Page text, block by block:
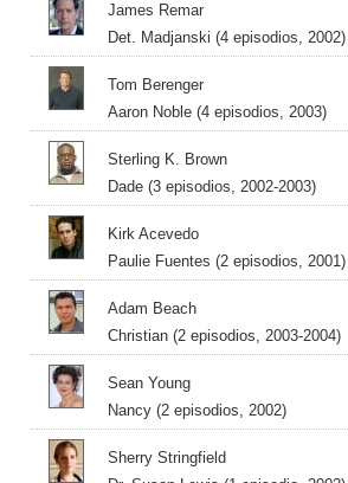
James Remar
Det. Madjanski (4 episodios, 2002)
Tom Berenger
Aaron Noble (4 episodios, 2003)
Sterling K. Brown
Dade (3 episodios, 2002-2003)
Kirk Acevedo
Paulie Fuentes (2 episodios, 2001)
Adam Beach
Christian (2 episodios, 2003-2004)
Sean Young
Nancy (2 episodios, 2002)
Sherry Stringfield